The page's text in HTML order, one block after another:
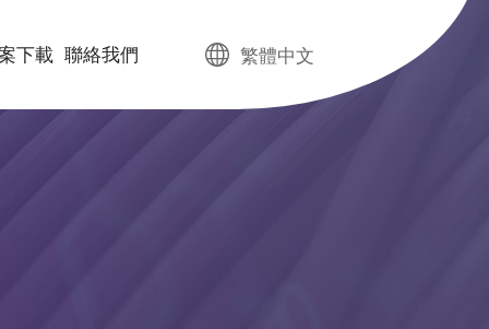
下載 聯絡我們 繁體中文